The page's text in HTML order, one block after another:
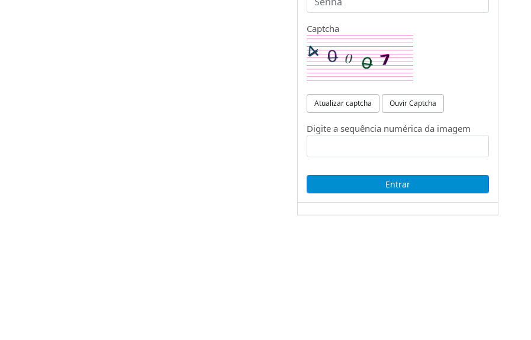
Captcha
Atualizar captcha Ouvir Captcha
Digite a sequência numérica da imagem